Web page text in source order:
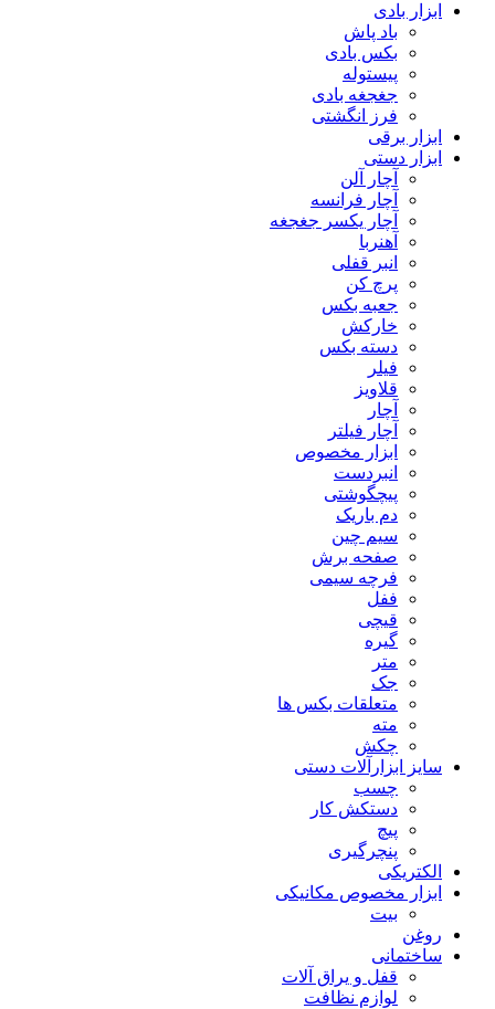
ابزار بادی
باد پاش
بکس بادی
پیستوله
جغجغه بادی
فرز انگشتی
ابزار برقی
ابزار دستی
آچار آلن
آچار فرانسه
آچار یکسر جغجغه
آهنربا
انبر قفلی
پرچ کن
جعبه بکس
خارکش
دسته بکس
فیلر
قلاویز
آچار
آچار فیلتر
ابزار مخصوص
انبردست
پیچگوشتی
دم باریک
سیم چین
صفحه برش
فرچه سیمی
ففل
قیچی
گیره
متر
جک
متعلقات بکس ها
مته
چکش
سایز ابزارآلات دستی
چسب
دستکش کار
پیچ
پنچرگیری
الکتریکی
ابزار مخصوص مکانیکی
بیت
روغن
ساختمانی
قفل و یراق آلات
لوازم نظافت